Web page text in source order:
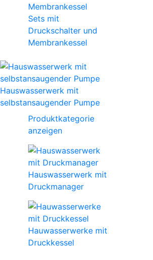
Sets mit
Druckschalter und
Membrankessel
Hauswasserwerk mit
selbstansaugender Pumpe
Produktkategorie
anzeigen
Hauswasserwerk mit
Druckmanager
Hauwasserwerke mit
Druckkessel